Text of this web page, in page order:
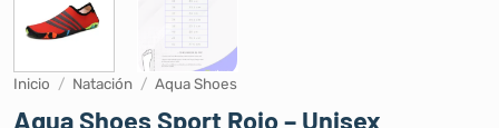
Inicio / Natación / Aqua Shoes
Aqua Shoes Sport Rojo – Unisex